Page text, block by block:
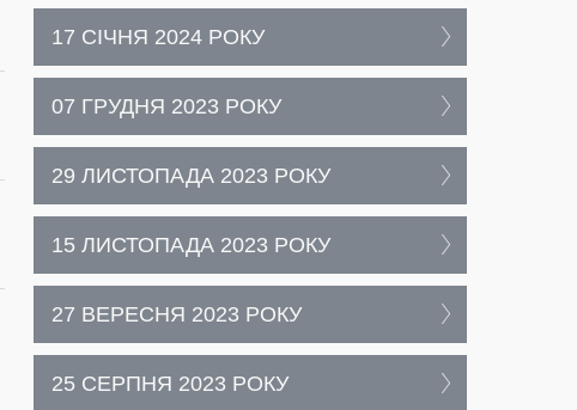
17 СІЧНЯ 2024 РОКУ
07 ГРУДНЯ 2023 РОКУ
29 ЛИСТОПАДА 2023 РОКУ
15 ЛИСТОПАДА 2023 РОКУ
27 ВЕРЕСНЯ 2023 РОКУ
25 СЕРПНЯ 2023 РОКУ